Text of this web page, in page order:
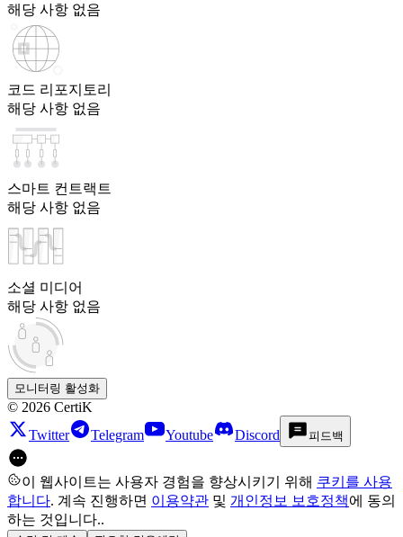
해당 사항 없음
코드 리포지토리
해당 사항 없음
스마트 컨트랙트
해당 사항 없음
소셜 미디어
해당 사항 없음
모니터링 활성화
© 2026 CertiK
Twitter
Telegram Youtube Discord 피드백
이 웹사이트는 사용자 경험을 향상시키기 위해 쿠키를 사용
합니다. 계속 진행하면 이용약관 및 개인정보 보호정책에 동의
하는 것입니다..